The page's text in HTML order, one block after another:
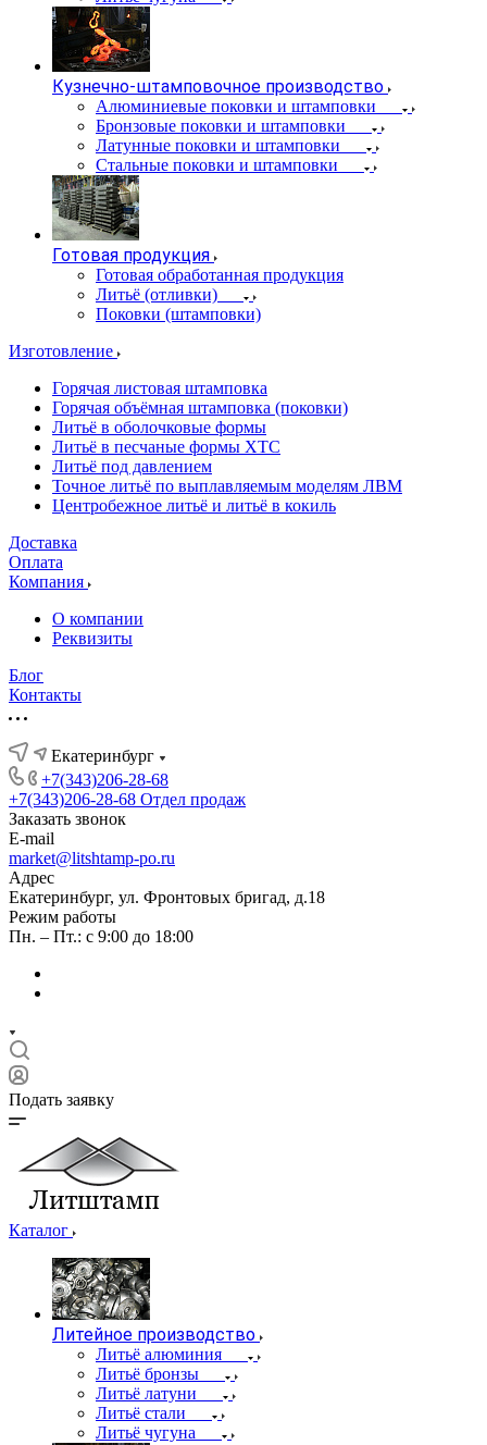
Кузнечно-штамповочное производство
Алюминиевые поковки и штамповки
Бронзовые поковки и штамповки
Латунные поковки и штамповки
Стальные поковки и штамповки
Готовая продукция
Готовая обработанная продукция
Литьё (отливки)
Поковки (штамповки)
Изготовление
Горячая листовая штамповка
Горячая объёмная штамповка (поковки)
Литьё в оболочковые формы
Литьё в песчаные формы ХТС
Литьё под давлением
Точное литьё по выплавляемым моделям ЛВМ
Центробежное литьё и литьё в кокиль
Доставка
Оплата
Компания
О компании
Реквизиты
Блог
Контакты
Екатеринбург
+7(343)206-28-68
+7(343)206-28-68 Отдел продаж
Заказать звонок
E-mail
market@litshtamp-po.ru
Адрес
Екатеринбург, ул. Фронтовых бригад, д.18
Режим работы
Пн. – Пт.: с 9:00 до 18:00
Подать заявку
Каталог
Литейное производство
Литьё алюминия
Литьё бронзы
Литьё латуни
Литьё стали
Литьё чугуна